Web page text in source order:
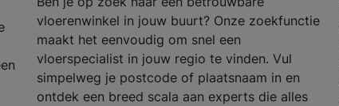
vloerenwinkel in jouw buurt? Onze zoekfunctie
maakt het eenvoudig om snel een
vloerspecialist in jouw regio te vinden. Vul
simpelweg je postcode of plaatsnaam in en
ontdek een breed scala aan experts die alles